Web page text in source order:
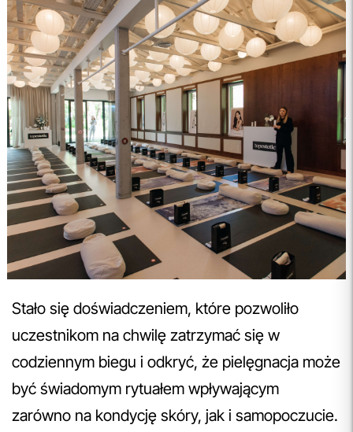
Stało się doświadczeniem, które pozwoliło
uczestnikom na chwilę zatrzymać się w
codziennym biegu i odkryć, że pielęgnacja może
być świadomym rytuałem wpływającym
zarówno na kondycję skóry, jak i samopoczucie.